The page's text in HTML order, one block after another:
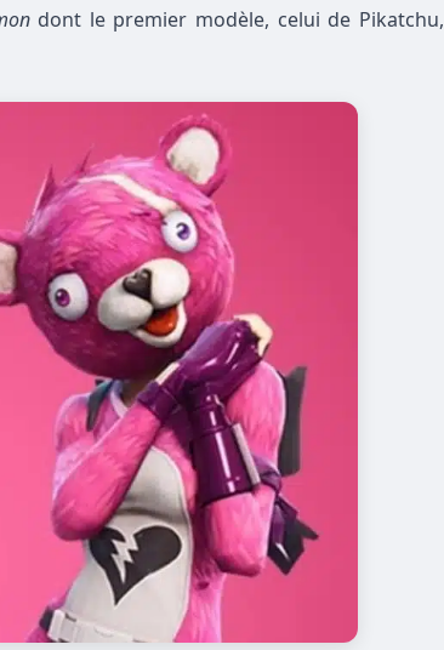
dont le premier modèle, celui de Pikatchu,